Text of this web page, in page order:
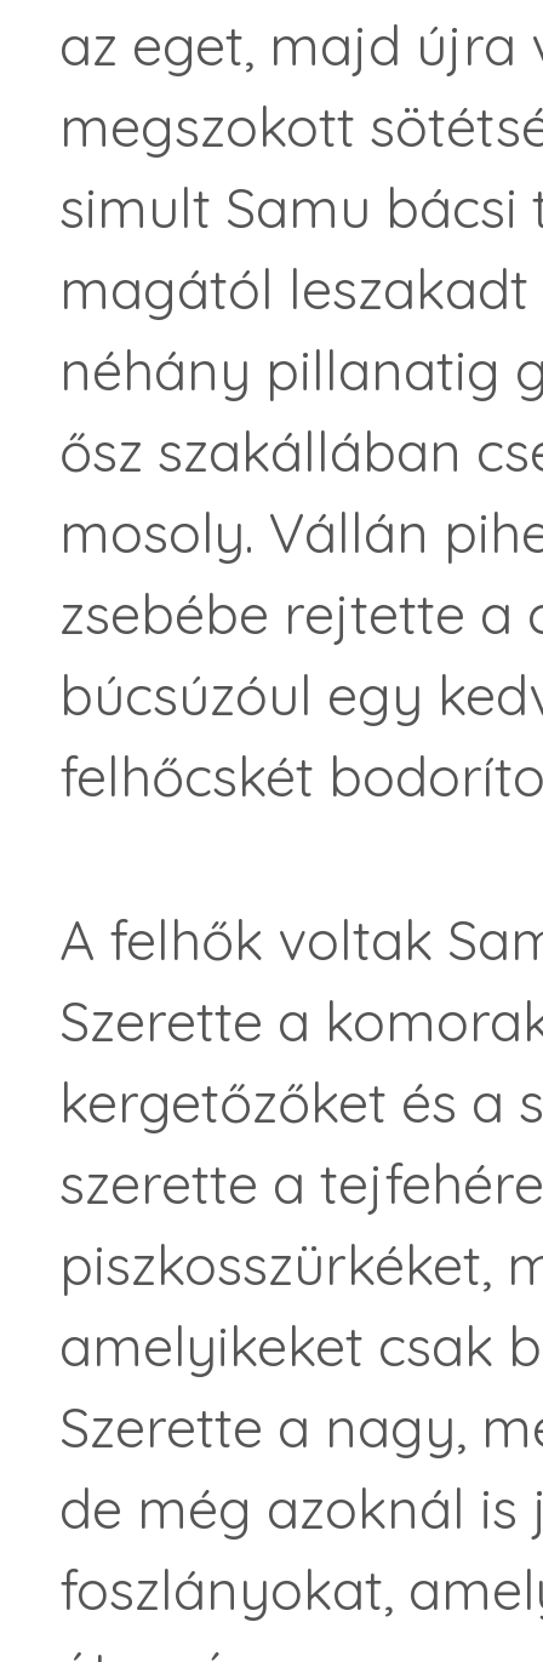
az eget, majd újra
megszokott
simult Samu bácsi
magától
néhány pillanatig
ősz szakállában
mosoly. Vállán
zsebébe rejtette a
búcsúzóul egy
felhőcskét
A felhők voltak
Szerette a
kergetőzőket és a
szerette a
piszkosszürkéket,
amelyikeket csak
Szerette a nagy,
de még azoknál
foszlányokat,